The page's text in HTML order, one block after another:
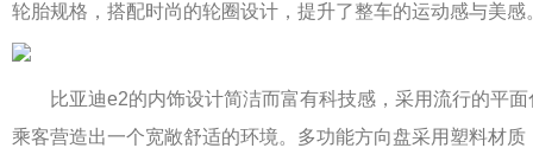
轮胎规格，搭配时尚的轮圈设计，提升了整车的运动感与美感
比亚迪e2的内饰设计简洁而富有科技感，采用流行的平面
乘客营造出一个宽敞舒适的环境。多功能方向盘采用塑料材质